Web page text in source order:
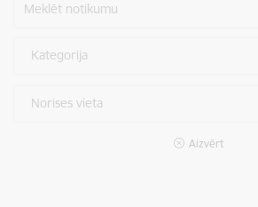
Meklēt notikumu
Kategorija
Norises vieta
Aizvērt